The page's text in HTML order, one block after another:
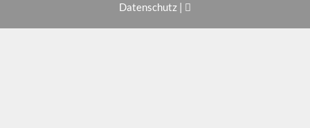
Datenschutz